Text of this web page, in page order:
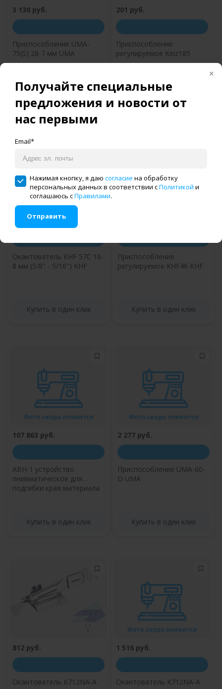
Получайте специальные
предложения и новости от
нас первыми
Email*
Нажимая кнопку, я даю согласие на обработку
персональных данных в соответствии сПолитикой и
соглашаюсь сПравилами.
Отправить
3 130 руб.
Приспособление UMA-
75(S) 28-7 мм UMA
Купить в один клик
201 руб.
Приспособление
регулируемое Keiz185
1 825 руб.
Окантователь KHF 57C 16-
8 мм (5/8" - 5/16") KHF
Купить в один клик
Приспособление
регулируемое KHF46 KHF
Купить в один клик
107 863 руб.
ABH-1 устройство
пневматическое для
подгибки края материала
Купить в один клик
2 277 руб.
Приспособление UMA-60-
D UMA
Купить в один клик
812 руб.
Окантователь K712NA-A
1 516 руб.
Окантователь K712NA-A